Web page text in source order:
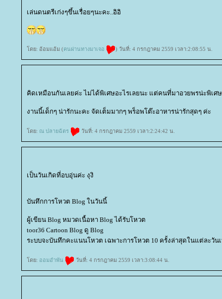
เล่นดนตรีเก่งๆขึ้นเรื่อยๆนะคะ..อิอิ
ดย: อ้อมแอ้ม (คนผ่านทางมาเจอ ) วันที่: 4 กรกฎาคม 2559 เวลา:2:08:55 น.
คิดเหมือนกันเลยค่ะ ไม่ได้พิเศษอะไรเลยนะ แต่คนที่มาอวยพรน่ะพิเ
งานนี้เด็กๆ น่ารักนะคะ จัดเต็มมากๆ พร็อพโต๊ะอาหารน่ารักสุดๆ ค่ะ
ดย: ณ ปลายฉัตร วันที่: 4 กรกฎาคม 2559 เวลา:2:24:42 น.
เป็นวันเกิดที่อบอุ่นค่ะ งุงิ
บันทึกการโหวต Blog ในวันนี้
ผู้เขียน Blog หมวดเนื้อหา Blog ได้รับโหวต
toor36 Cartoon Blog ดู Blog
ระบบจะบันทึกคะแนนโหวต เฉพาะการโหวต 10 ครั้งล่าสุดในแต่ละวัน
ดย: ออมอำพัน วันที่: 4 กรกฎาคม 2559 เวลา:3:08:44 น.